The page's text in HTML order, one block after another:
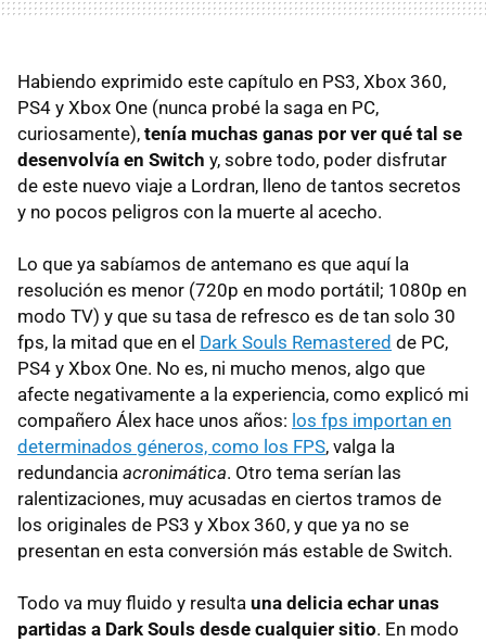
Habiendo exprimido este capítulo en PS3, Xbox 360,
PS4 y Xbox One (nunca probé la saga en PC,
curiosamente), tenía muchas ganas por ver qué tal se
desenvolvía en Switch y, sobre todo, poder disfrutar
de este nuevo viaje a Lordran, lleno de tantos secretos
y no pocos peligros con la muerte al acecho.
Lo que ya sabíamos de antemano es que aquí la
resolución es menor (720p en modo portátil; 1080p en
modo TV) y que su tasa de refresco es de tan solo 30
fps, la mitad que en el Dark Souls Remastered de PC,
PS4 y Xbox One. No es, ni mucho menos, algo que
afecte negativamente a la experiencia, como explicó mi
compañero Álex hace unos años: los fps importan en
determinados géneros, como los FPS, valga la
redundancia acronimática. Otro tema serían las
ralentizaciones, muy acusadas en ciertos tramos de
los originales de PS3 y Xbox 360, y que ya no se
presentan en esta conversión más estable de Switch.
Todo va muy fluido y resulta una delicia echar unas
partidas a Dark Souls desde cualquier sitio. En modo